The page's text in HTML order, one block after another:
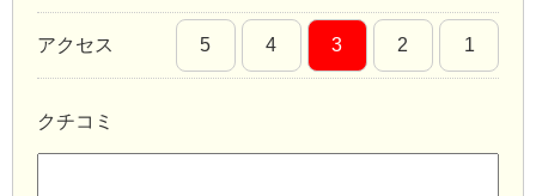
アクセス 5 4 3 2 1
クチコミ